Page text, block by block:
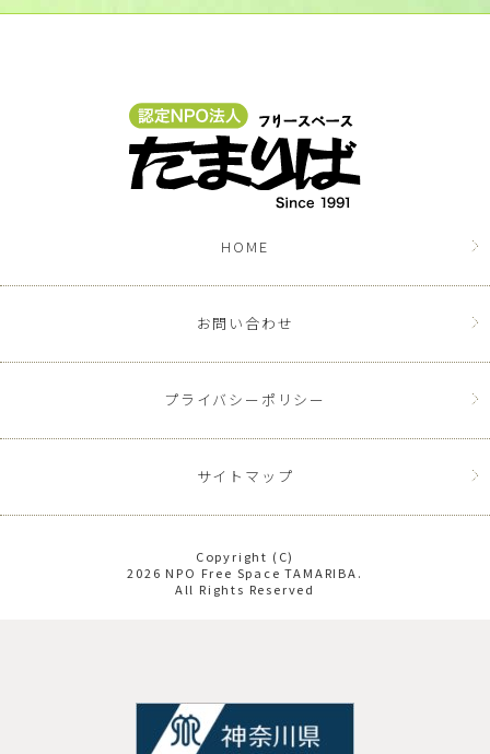
HOME
お問い合わせ
プライバシーポリシー
サイトマップ
Copyright (C)
2026 NPO Free Space TAMARIBA.
All Rights Reserved